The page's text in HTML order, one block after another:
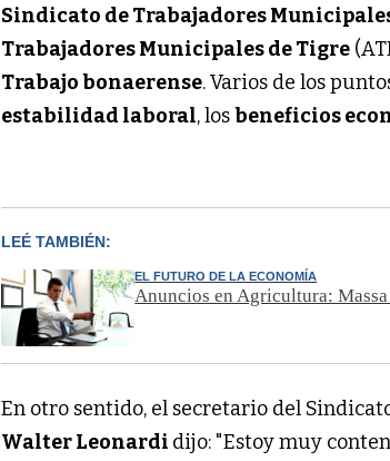
Sindicato de Trabajadores
Trabajadores Municipales de Tigre
Trabajo bonaerense. Varios de los
estabilidad laboral, losbeneficios
LEÉ TAMBIÉN:
EL FUTURO DE LA ECONOMÍA
Anuncios en Agricultura:
En otro sentido, el secretario del
Walter Leonardi dijo: "Estoy muy